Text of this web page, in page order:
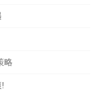
略